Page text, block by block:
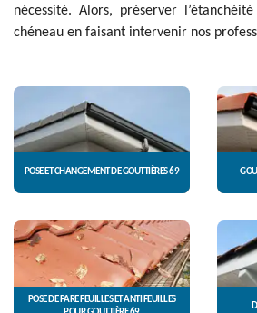
nécessité. Alors, préserver
chéneau en faisant intervenir nos
POSE ET CHANGEMENT DE GOUTTIÈRES 69
POSE DE PARE FEUILLES ET ANTI FEUILLES